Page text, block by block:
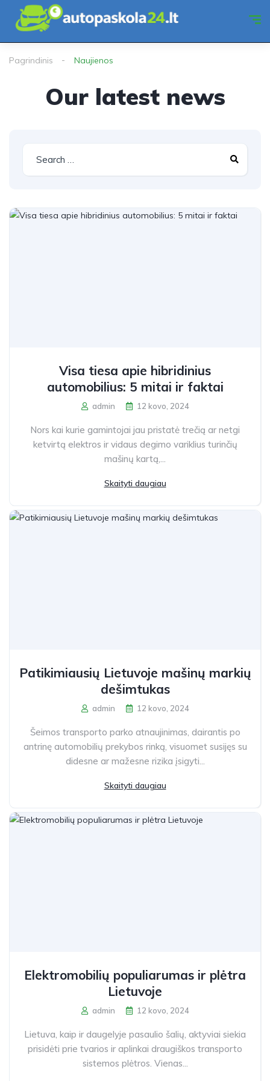
Pagrindinis Naujienos
Our latest news
Visa tiesa apie hibridinius
automobilius: 5 mitai ir faktai
admin 12 kovo, 2024
Nors kai kurie gamintojai jau pristatė trečią ar netgi
ketvirtą elektros ir vidaus degimo variklius turinčių
mašinų kartą,...
Skaityti daugiau
Patikimiausių Lietuvoje mašinų markių
dešimtukas
admin 12 kovo, 2024
Šeimos transporto parko atnaujinimas, dairantis po
antrinę automobilių prekybos rinką, visuomet susijęs su
didesne ar mažesne rizika įsigyti...
Skaityti daugiau
Elektromobilių populiarumas ir plėtra
Lietuvoje
admin 12 kovo, 2024
Lietuva, kaip ir daugelyje pasaulio šalių, aktyviai siekia
prisidėti prie tvarios ir aplinkai draugiškos transporto
sistemos plėtros. Vienas...